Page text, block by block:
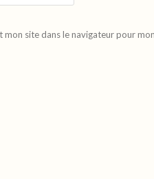
mon site dans le navigateur pour